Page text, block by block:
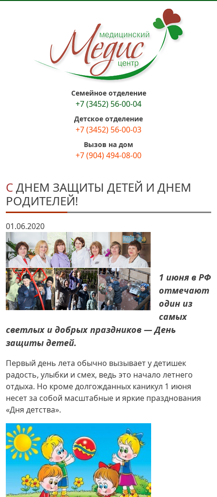
Семейное отделение
+7 (3452) 56-00-04
Детское отделение
+7 (3452) 56-00-03
Вызов на дом
+7 (904) 494-08-00
С ДНЕМ ЗАЩИТЫ ДЕТЕЙ И ДНЕМ
РОДИТЕЛЕЙ!
01.06.2020
1 июня в РФ
отмечают
один из
самых
светлых и добрых праздников — День
защиты детей.
Первый день лета обычно вызывает у детишек
радость, улыбки и смех, ведь это начало летнего
отдыха. Но кроме долгожданных каникул 1 июня
несет за собой масштабные и яркие празднования
«Дня детства».